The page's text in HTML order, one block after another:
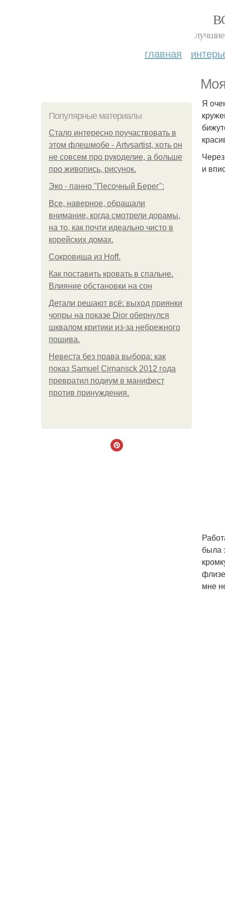
лучшие
главная
Популярные материалы
Стало интересно поучаствовать в
этом флешмобе - Artvsartist, хоть он
не совсем про рукоделие, а больше
про живопись, рисунок.
Эко - панно "Песочный Берег":
Все, наверное, обращали
внимание, когда смотрели дорамы,
на то, как почти идеально чисто в
корейских домах.
Сокровища из Hoff.
Как поставить кровать в спальне.
Влияние обстановки на сон
Детали решают всё: выход приянки
чопры на показе Dior обернулся
шквалом критики из-за небрежного
пошива.
Невеста без права выбора: как
показ Samuel Cirnansck 2012 года
превратил подиум в манифест
против принуждения.
Я
и
была
мне